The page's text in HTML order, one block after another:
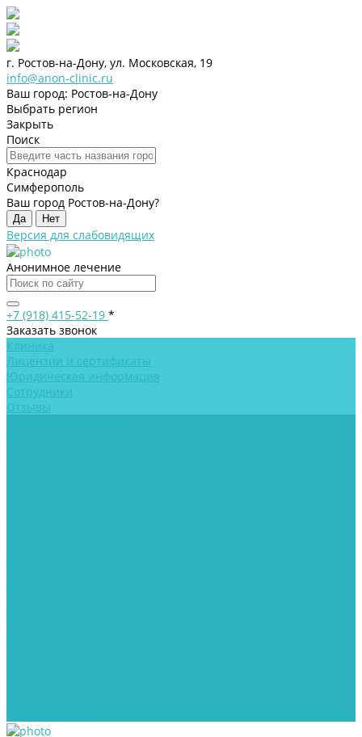
г. Ростов-на-Дону, ул. Московская, 19
info@anon-clinic.ru
Ваш город: Ростов-на-Дону
Выбрать регион
Закрыть
Поиск
Краснодар
Симферополь
Ваш город Ростов-на-Дону?
Да Нет
Версия для слабовидящих
Анонимное лечение
+7 (918) 415-52-19 *
Заказать звонок
Клиника
Лицензии и сертификаты
Юридическая информация
Сотрудники
Отзывы